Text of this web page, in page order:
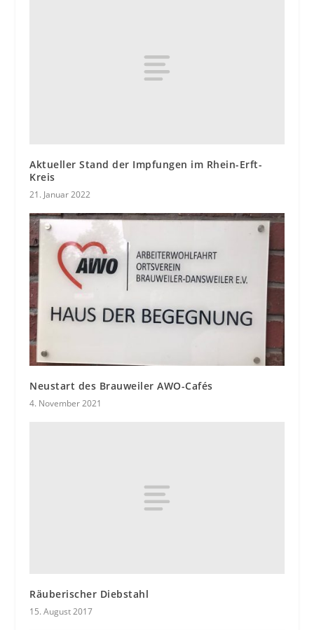
Aktueller Stand der Impfungen im Rhein-Erft-
Kreis
21. Januar 2022
Neustart des Brauweiler AWO-Cafés
4. November 2021
Räuberischer Diebstahl
15. August 2017